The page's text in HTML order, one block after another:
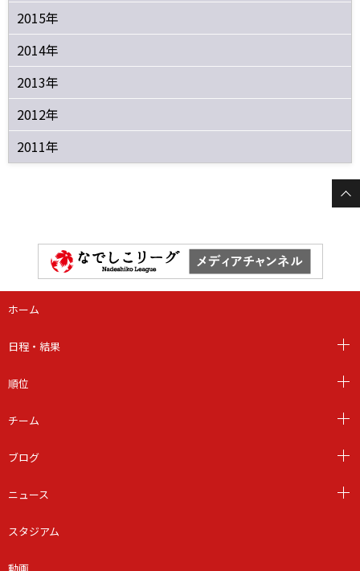
2015年
2014年
2013年
2012年
2011年
ホーム
日程・結果
順位
チーム
ブログ
ニュース
スタジアム